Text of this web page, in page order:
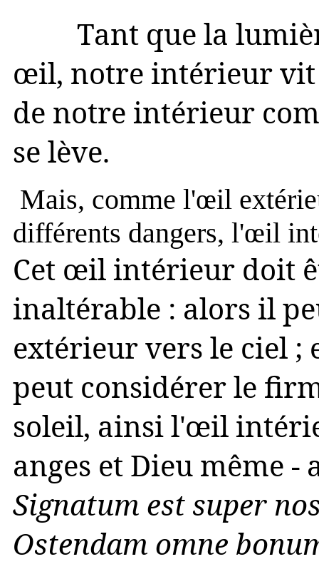
Tant que la
œil, notre intérieur vit
de notre intérieur
se lève.
Mais, comme l'œil
différents dangers, l'œil
Cet œil intérieur doit
inaltérable : alors il
extérieur vers le ciel
peut considérer le
soleil, ainsi l'œil
anges et Dieu même
Signatum est super
Ostendam omne